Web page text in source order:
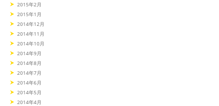
2015年2月
2015年1月
2014年12月
2014年11月
2014年10月
2014年9月
2014年8月
2014年7月
2014年6月
2014年5月
2014年4月